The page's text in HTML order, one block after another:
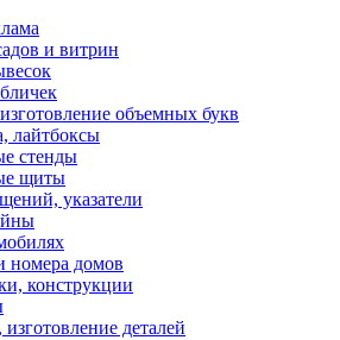
и витрин
объемных букв
лайтбоксы
стенды
щиты
указатели
номера домов
конструкции
деталей